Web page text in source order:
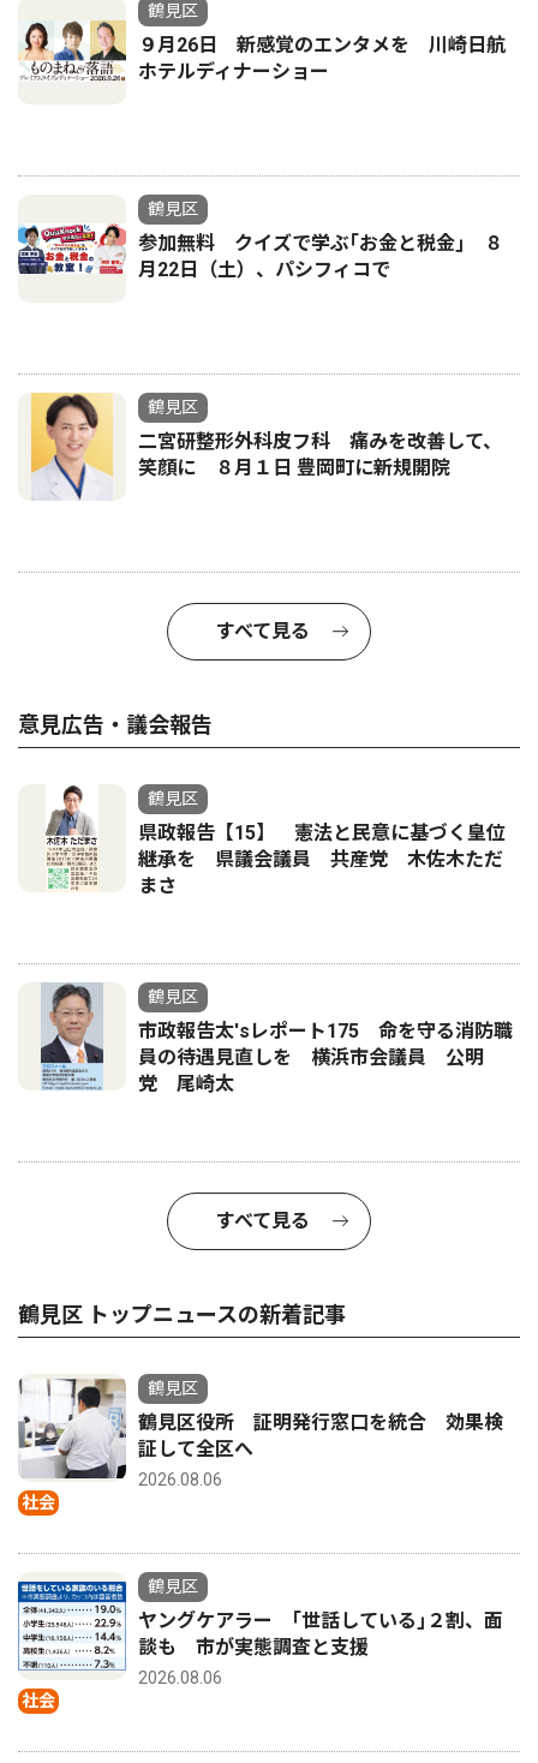
鶴見区
９月26日 新感覚のエンタメを 川崎日航
ホテルディナーショー
鶴見区
参加無料 クイズで学ぶ｢お金と税金｣ ８
月22日（土）、パシフィコで
鶴見区
二宮研整形外科皮フ科 痛みを改善して、
笑顔に ８月１日 豊岡町に新規開院
すべて見る
意見広告・議会報告
鶴見区
県政報告【15】 憲法と民意に基づく皇位
継承を 県議会議員 共産党 木佐木ただ
まさ
鶴見区
市政報告太'sレポート175 命を守る消防職
員の待遇見直しを 横浜市会議員 公明
党 尾崎太
すべて見る
鶴見区 トップニュースの新着記事
社会
鶴見区
鶴見区役所 証明発行窓口を統合 効果検
証して全区へ
2026.08.06
社会
鶴見区
ヤングケアラー ｢世話している｣２割、面
談も 市が実態調査と支援
2026.08.06